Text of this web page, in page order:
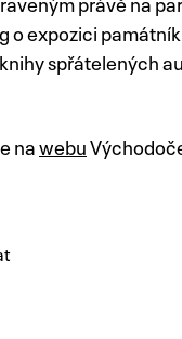
o expozici
spřátelených
nawebu